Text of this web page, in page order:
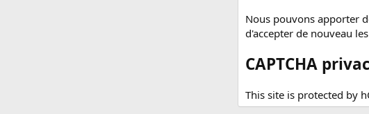
Nous pouvons apporter
d'accepter de nouveau
CAPTCHA
This site is protected by